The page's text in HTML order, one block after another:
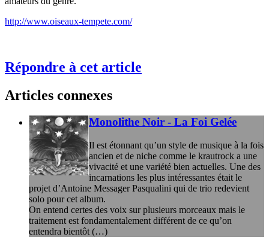
http://www.oiseaux-tempete.com/
Répondre à cet article
Articles connexes
Monolithe Noir - La Foi Gelée
Il est étonnant qu’un style de musique à la fois
ancien et de niche comme le krautrock a une
vivacité et une variété bien actuelles. Une des
incarnations les plus intéressantes était le
projet d’Antoine Messager Pasqualini qui de trio redevient
solo pour cet album.
On entend certes des voix sur plusieurs morceaux mais le
traitement est fondamentalement différent de ce qu’on
entendra bientôt (…)